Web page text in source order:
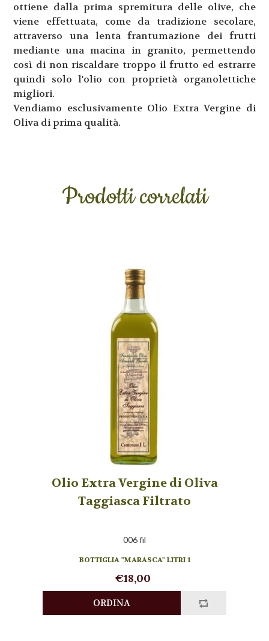
ottiene dalla prima spremitura delle olive, che
viene effettuata, come da tradizione secolare,
attraverso una lenta frantumazione dei frutti
mediante una macina in granito, permettendo
così di non riscaldare troppo il frutto ed estrarre
quindi solo l'olio con proprietà organolettiche
migliori.
Vendiamo esclusivamente Olio Extra Vergine di
Oliva di prima qualità.
Prodotti correlati
Olio Extra Vergine di Oliva
Taggiasca Filtrato
006 fil
BOTTIGLIA "MARASCA" LITRI 1
€18,00